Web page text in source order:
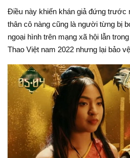
Điều này khiến khán giả đứng trước
thân cô nàng cũng là người từng bị
ngoại hình trên mạng xã hội lẫn
Thao Việt nam 2022 nhưng lại bảo